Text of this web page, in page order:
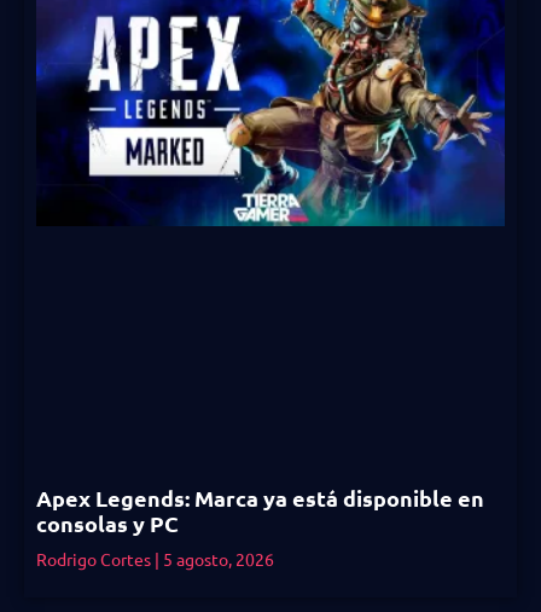
Apex Legends: Marca ya está disponible en
consolas y PC
Rodrigo Cortes 5 agosto, 2026